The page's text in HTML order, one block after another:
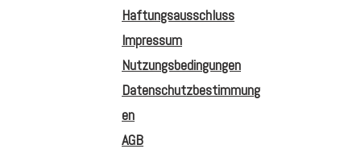
Haftungsausschluss
Impressum
Nutzungsbedingungen
Datenschutzbestimmung
en
AGB